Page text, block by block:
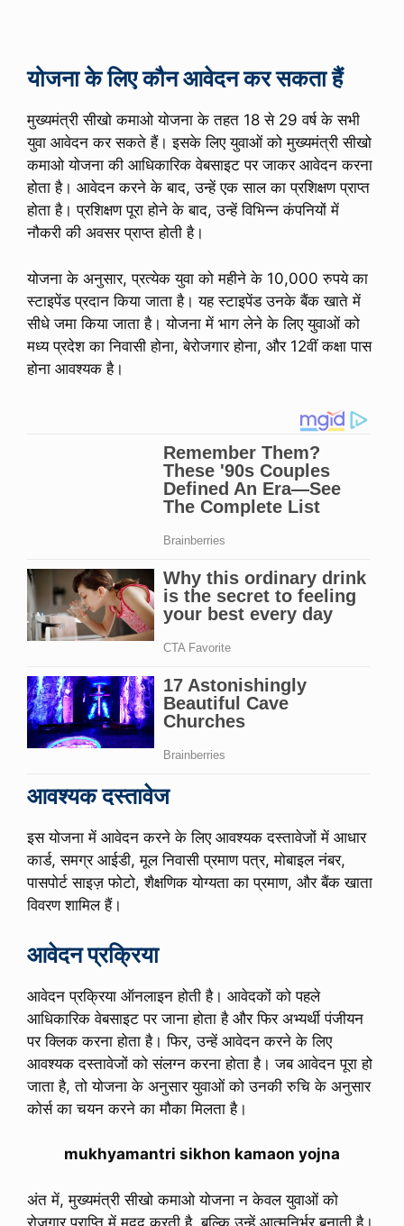
योजना के लिए कौन आवेदन कर सकता हैं
मुख्यमंत्री सीखो कमाओ योजना के तहत 18 से 29 वर्ष के सभी
युवा आवेदन कर सकते हैं। इसके लिए युवाओं को मुख्यमंत्री सीखो
कमाओ योजना की आधिकारिक वेबसाइट पर जाकर आवेदन करना
होता है। आवेदन करने के बाद, उन्हें एक साल का प्रशिक्षण प्राप्त
होता है। प्रशिक्षण पूरा होने के बाद, उन्हें विभिन्न कंपनियों में
नौकरी की अवसर प्राप्त होती है।
योजना के अनुसार, प्रत्येक युवा को महीने के 10,000 रुपये का
स्टाइपेंड प्रदान किया जाता है। यह स्टाइपेंड उनके बैंक खाते में
सीधे जमा किया जाता है। योजना में भाग लेने के लिए युवाओं को
मध्य प्रदेश का निवासी होना, बेरोजगार होना, और 12वीं कक्षा पास
होना आवश्यक है।
आवश्यक दस्तावेज
इस योजना में आवेदन करने के लिए आवश्यक दस्तावेजों में आधार
कार्ड, समग्र आईडी, मूल निवासी प्रमाण पत्र, मोबाइल नंबर,
पासपोर्ट साइज़ फोटो, शैक्षणिक योग्यता का प्रमाण, और बैंक खाता
विवरण शामिल हैं।
आवेदन प्रक्रिया
आवेदन प्रक्रिया ऑनलाइन होती है। आवेदकों को पहले
आधिकारिक वेबसाइट पर जाना होता है और फिर अभ्यर्थी पंजीयन
पर क्लिक करना होता है। फिर, उन्हें आवेदन करने के लिए
आवश्यक दस्तावेजों को संलग्न करना होता है। जब आवेदन पूरा हो
जाता है, तो योजना के अनुसार युवाओं को उनकी रुचि के अनुसार
कोर्स का चयन करने का मौका मिलता है।
mukhyamantri sikhon kamaon yojna
अंत में, मुख्यमंत्री सीखो कमाओ योजना न केवल युवाओं को
रोजगार प्राप्ति में मदद करती है, बल्कि उन्हें आत्मनिर्भर बनाती है।